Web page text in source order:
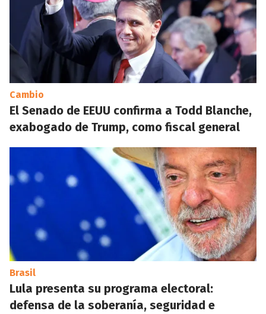
Cambio
El Senado de EEUU confirma a Todd Blanche,
exabogado de Trump, como fiscal general
Brasil
Lula presenta su programa electoral:
defensa de la soberanía, seguridad e